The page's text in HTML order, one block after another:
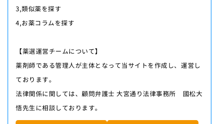
3,類似薬を探す
4,お薬コラムを探す
【薬選運営チームについて】
薬剤師である管理人が主体となって当サイトを作成し、運営し
ております。
法律関係に関しては、顧問弁護士 大宮通り法律事務所 國松大
悟先生に相談しております。